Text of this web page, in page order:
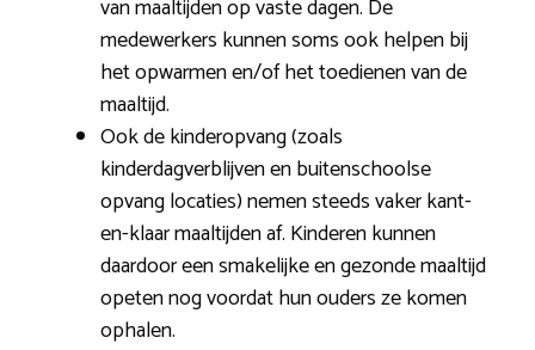
van maaltijden op vaste dagen. De
medewerkers kunnen soms ook helpen bij
het opwarmen en/of het toedienen van de
maaltijd.
Ook de kinderopvang (zoals
kinderdagverblijven en buitenschoolse
opvang locaties) nemen steeds vaker kant-
en-klaar maaltijden af. Kinderen kunnen
daardoor een smakelijke en gezonde maaltijd
opeten nog voordat hun ouders ze komen
ophalen.